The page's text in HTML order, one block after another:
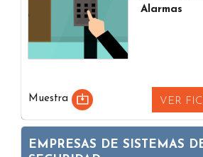
Alarmas
Muestra VER
EMPRESAS DE SISTEMAS